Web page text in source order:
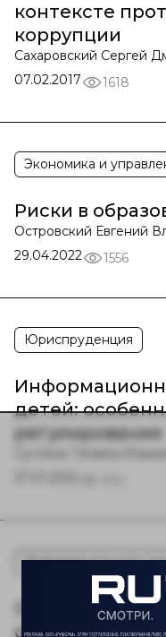
контексте
коррупции
Сахаровский Сергей
07.02.2017
1618
Экономика и
Риски в
Островский Евгений
29.04.2022
1556
Юриспруденция
детей:
регулирования
Сустина Татьяна
Информационные
Обеспечение